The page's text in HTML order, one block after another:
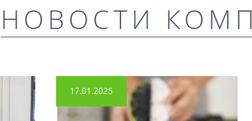
НОВОСТИ
17.01.2025